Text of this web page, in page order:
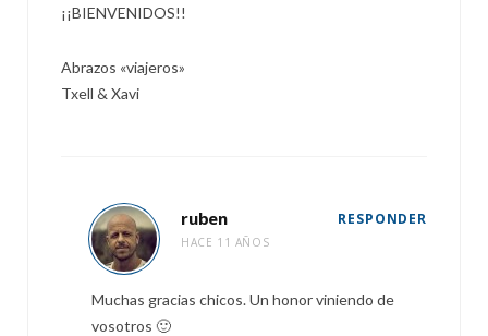
¡¡BIENVENIDOS!!
Abrazos «viajeros»
Txell & Xavi
ruben
HACE 11 AÑOS
RESPONDER
Muchas gracias chicos. Un honor viniendo de
vosotros 🙂